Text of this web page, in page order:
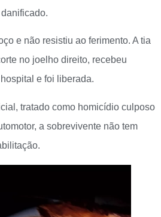
e não resistiu ao ferimento. A tia
no joelho direito, recebeu
e foi liberada.
tratado como homicídio culposo
a sobrevivente não tem